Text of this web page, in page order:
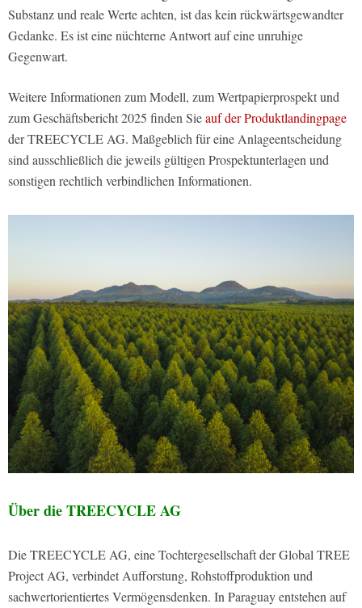
Substanz und reale Werte achten, ist das kein rückwärtsgewandter
Gedanke. Es ist eine nüchterne Antwort auf eine unruhige
Gegenwart.
Weitere Informationen zum Modell, zum Wertpapierprospekt und
zum Geschäftsbericht 2025 finden Sieauf der Produktlandingpage
der TREECYCLE AG. Maßgeblich für eine Anlageentscheidung
sind ausschließlich die jeweils gültigen Prospektunterlagen und
sonstigen rechtlich verbindlichen Informationen.
Über die TREECYCLE AG
Die TREECYCLE AG, eine Tochtergesellschaft der Global TREE
Project AG, verbindet Aufforstung, Rohstoffproduktion und
sachwertorientiertes Vermögensdenken. In Paraguay entstehen auf